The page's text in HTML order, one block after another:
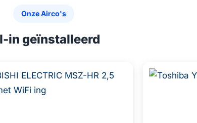
Onze Airco's
in geïnstalleerd